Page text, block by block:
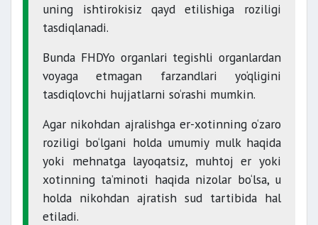
uning ishtirokisiz qayd etilishiga roziligi
tasdiqlanadi.
Bunda FHDYo organlari tegishli organlardan
voyaga etmagan farzandlari yo‘qligini
tasdiqlovchi hujjatlarni so‘rashi mumkin.
Agar nikohdan ajralishga er-xotinning o‘zaro
roziligi bo‘lgani holda umumiy mulk haqida
yoki mehnatga layoqatsiz, muhtoj er yoki
xotinning ta’minoti haqida nizolar bo‘lsa, u
holda nikohdan ajratish sud tartibida hal
etiladi.